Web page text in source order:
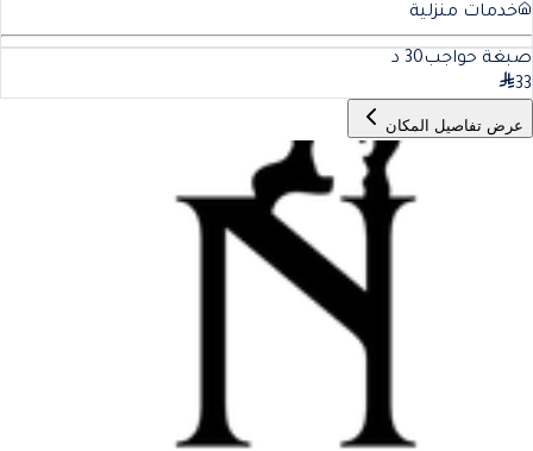
خدمات منزلية
صبغة حواجب30 د
33
عرض تفاصيل المكان